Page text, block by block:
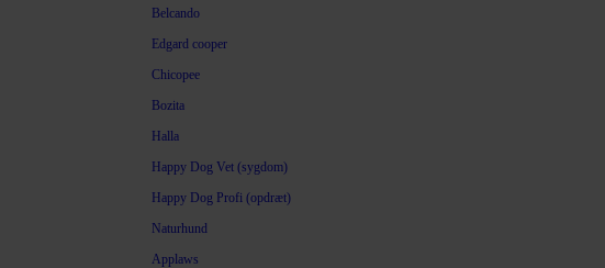
Belcando
Edgard cooper
Chicopee
Bozita
Halla
Happy Dog Vet (sygdom)
Happy Dog Profi (opdræt)
Naturhund
Applaws